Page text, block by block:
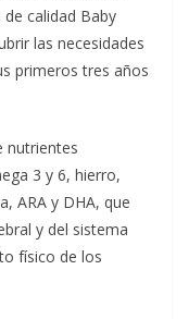
calidad Baby
las necesidades
primeros tres años
nutrientes
3 y 6, hierro,
ARA y DHA, que
y del sistema
físico de los